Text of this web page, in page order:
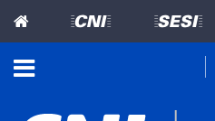
=CNI= =SESI=